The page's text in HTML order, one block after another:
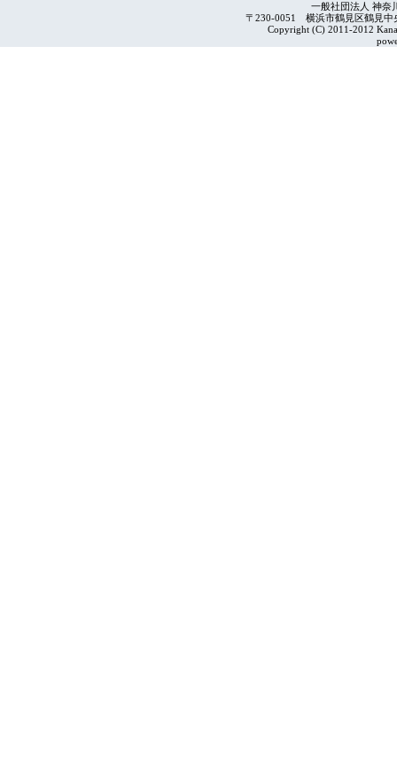
一般社団法人 神奈
〒230-0051 横浜市鶴見区鶴見
Copyright (C) 2011-2012